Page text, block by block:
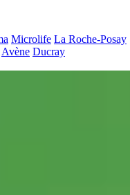
Microlife La Roche-Posay
Avène Ducray